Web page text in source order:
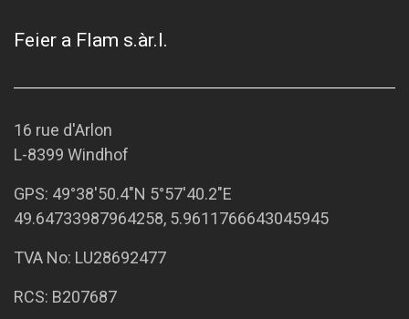
Feier a Flam s.àr.l.
16 rue d'Arlon
L-8399 Windhof
GPS: 49°38'50.4"N 5°57'40.2"E
49.64733987964258, 5.9611766643045945
TVA No: LU28692477
RCS: B207687